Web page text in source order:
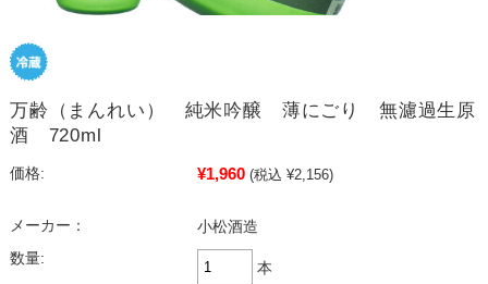
万齢（まんれい） 純米吟醸 薄にごり 無濾過生原
酒 720ml
価格: ¥1,960 (税込 ¥2,156)
メーカー：
小松酒造
数量:
本